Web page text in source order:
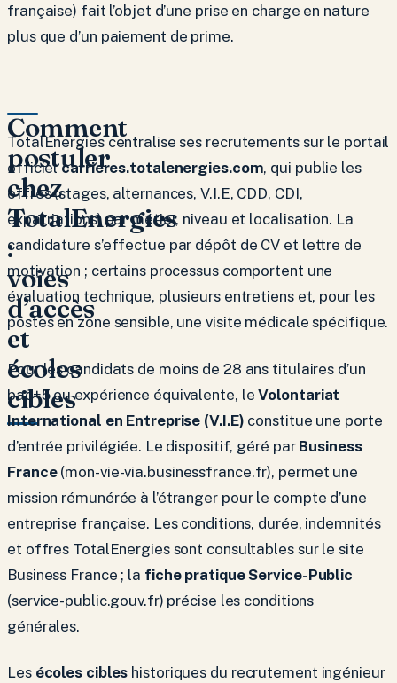
française) fait l’objet d’une prise en charge en nature
plus que d’un paiement de prime.
Comment
postuler
chez
TotalEnergies
:
voies
d’accès
et
écoles
cibles
TotalEnergies centralise ses recrutements sur le portail
officielcarrieres.totalenergies.com, qui publie les
offres (stages, alternances, V.I.E, CDD, CDI,
expatriations) par métier, niveau et localisation. La
candidature s’effectue par dépôt de CV et lettre de
motivation ; certains processus comportent une
évaluation technique, plusieurs entretiens et, pour les
postes en zone sensible, une visite médicale spécifique.
Pour les candidats de moins de 28 ans titulaires d’un
bac+5 ou expérience équivalente, leVolontariat
International en Entreprise (V.I.E) constitue une porte
d’entrée privilégiée. Le dispositif, géré par Business
France(mon-vie-via.businessfrance.fr), permet une
mission rémunérée à l’étranger pour le compte d’une
entreprise française. Les conditions, durée, indemnités
et offres TotalEnergies sont consultables sur le site
Business France ; la fiche pratique Service-Public
(service-public.gouv.fr) précise les conditions
générales.
Les écoles cibles historiques du recrutement ingénieur